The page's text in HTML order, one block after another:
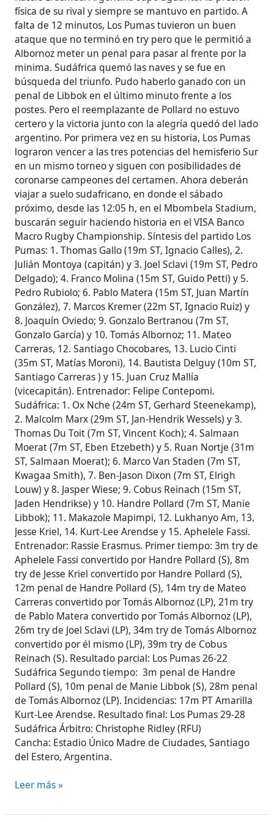
física de su rival y siempre se mantuvo en partido. A
falta de 12 minutos, Los Pumas tuvieron un buen
ataque que no terminó en try pero que le permitió a
Albornoz meter un penal para pasar al frente por la
minima. Sudáfrica quemó las naves y se fue en
búsqueda del triunfo. Pudo haberlo ganado con un
penal de Libbok en el último minuto frente a los
postes. Pero el reemplazante de Pollard no estuvo
certero y la victoria junto con la alegría quedó del lado
argentino. Por primera vez en su historia, Los Pumas
lograron vencer a las tres potencias del hemisferio Sur
en un mismo torneo y siguen con posibilidades de
coronarse campeones del certamen. Ahora deberán
viajar a suelo sudafricano, en donde el sábado
próximo, desde las 12:05 h, en el Mbombela Stadium,
buscarán seguir haciendo historia en el VISA Banco
Macro Rugby Championship. Síntesis del partido Los
Pumas: 1. Thomas Gallo (19m ST, Ignacio Calles), 2.
Julián Montoya (capitán) y 3. Joel Sclavi (19m ST, Pedro
Delgado); 4. Franco Molina (15m ST, Guido Petti) y 5.
Pedro Rubiolo; 6. Pablo Matera (15m ST, Juan Martín
González), 7. Marcos Kremer (22m ST, Ignacio Ruiz) y
8. Joaquín Oviedo; 9. Gonzalo Bertranou (7m ST,
Gonzalo García) y 10. Tomás Albornoz; 11. Mateo
Carreras, 12. Santiago Chocobares, 13. Lucio Cinti
(35m ST, Matías Moroni), 14. Bautista Delguy (10m ST,
Santiago Carreras ) y 15. Juan Cruz Mallía
(vicecapitán). Entrenador: Felipe Contepomi.
Sudáfrica: 1. Ox Nche (24m ST, Gerhard Steenekamp),
2. Malcolm Marx (29m ST, Jan-Hendrik Wessels) y 3.
Thomas Du Toit (7m ST, Vincent Koch); 4. Salmaan
Moerat (7m ST, Eben Etzebeth) y 5. Ruan Nortje (31m
ST, Salmaan Moerat); 6. Marco Van Staden (7m ST,
Kwagaa Smith), 7. Ben-Jason Dixon (7m ST, Elrigh
Louw) y 8. Jasper Wiese; 9. Cobus Reinach (15m ST,
Jaden Hendrikse) y 10. Handre Pollard (7m ST, Manie
Libbok); 11. Makazole Mapimpi, 12. Lukhanyo Am, 13.
Jesse Kriel, 14. Kurt-Lee Arendse y 15. Aphelele Fassi.
Entrenador: Rassie Erasmus. Primer tiempo: 3m try de
Aphelele Fassi convertido por Handre Pollard (S), 8m
try de Jesse Kriel convertido por Handre Pollard (S),
12m penal de Handre Pollard (S), 14m try de Mateo
Carreras convertido por Tomás Albornoz (LP), 21m try
de Pablo Matera convertido por Tomás Albornoz (LP),
26m try de Joel Sclavi (LP), 34m try de Tomás Albornoz
convertido por él mismo (LP), 39m try de Cobus
Reinach (S). Resultado parcial: Los Pumas 26-22
Sudáfrica Segundo tiempo: 3m penal de Handre
Pollard (S), 10m penal de Manie Libbok (S), 28m penal
de Tomás Albornoz (LP). Incidencias: 17m PT Amarilla
Kurt-Lee Arendse. Resultado final: Los Pumas 29-28
Sudáfrica Árbitro: Christophe Ridley (RFU)
Cancha: Estadio Único Madre de Ciudades, Santiago
del Estero, Argentina.
Leer más »